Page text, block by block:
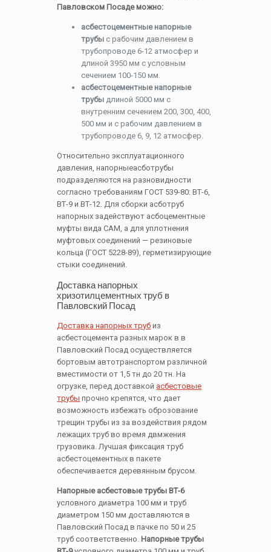
Павловском Посаде можно:
асбестоцементные напорные
трубы с рабочим давлением в
трубопроводе 6-12 атмосфер и
длиной 3950 мм с условным
сечением 100-150 мм.
асбестоцементные напорные
трубы длиной 5000 мм с
внутренним сечением 200, 300, 400,
500 мм и с рабочим давлением в
трубопроводе 6, 9, 12 атмосфер.
Относительно эксплуатационного
давления, напорныеасботрубы
подразделяются на разновидности
согласно требованиям ГОСТ 539-80: ВТ-6,
ВТ-9 и ВТ-12. Для сборки асботруб
напорных задействуют асбоцементные
муфты вида САМ, а для уплотнения
муфтовых соединений — резиновые
кольца (ГОСТ 5228-89), герметизирующие
стыки соединений.
Доставка напорных
хризотилцементных труб в
Павловский Посад
Доставка напорных труб из
асбестоцемента разных марок в в
Павловский Посад осуществляется
бортовым автотранспортом различной
вместимости от 1,5 тн до 20 тн. На
огрузке, перед доставкой асбестовые
трубы прочно крепятся, что дает
возможность избежать оброзование
трещин трубы из за воздействия рядом
лежащих труб во время двмжения
грузовика. Лучшая фиксация труб
асбестоцементных в пакете
обеспечивается деревянным брусом.
Напорные асбестовые трубы ВТ-6
условного диаметра 100 мм и труб
диаметром 150 мм доставляются в
Павловский Посад в пачке по 50 и 25
труб соответственно. Напорные трубы